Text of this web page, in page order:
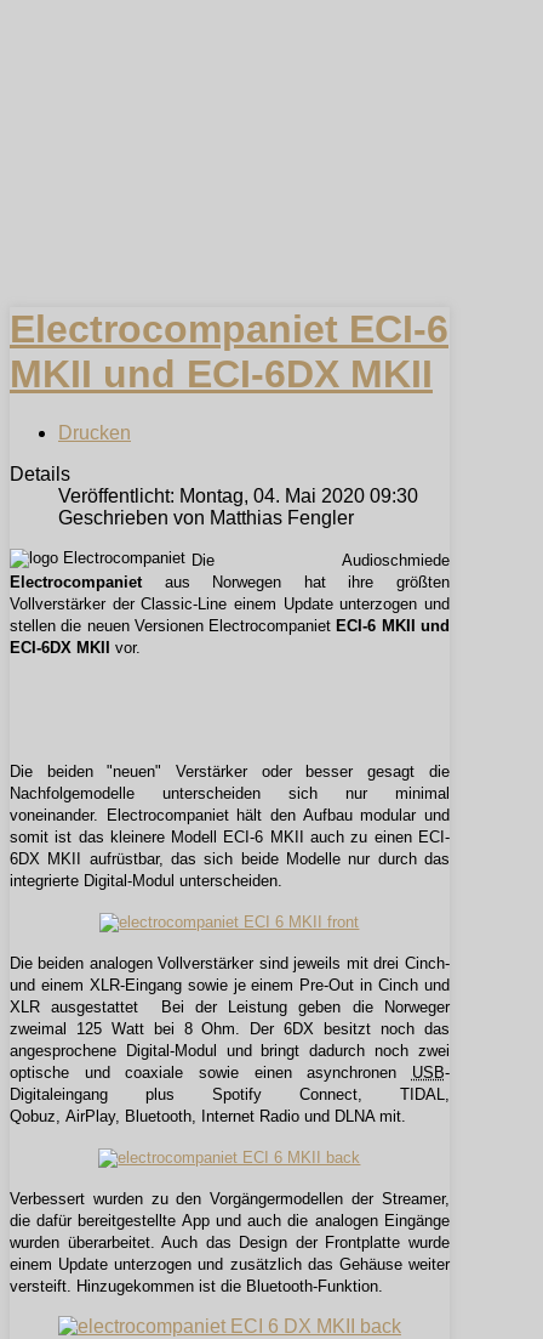
Electrocompaniet ECI-6
MKII und ECI-6DX MKII
Drucken
Details
Veröffentlicht: Montag, 04. Mai 2020 09:30
Geschrieben von Matthias Fengler
Die Audioschmiede
Electrocompanietaus Norwegen hat ihre größten
Vollverstärker der Classic-Line einem Update unterzogen und
stellen die neuen Versionen Electrocompaniet ECI-6 MKII und
ECI-6DX MKII
vor.
Die beiden "neuen" Verstärker oder besser gesagt die
Nachfolgemodelle unterscheiden sich nur minimal
voneinander. Electrocompaniet hält den Aufbau modular und
somit ist das kleinere Modell ECI-6 MKII auch zu einen ECI-
6DX MKII aufrüstbar, das sich beide Modelle nur durch das
integrierte Digital-Modul unterscheiden.
Die beiden analogen Vollverstärker sind jeweils mit drei Cinch-
und einem XLR-Eingang sowie je einem Pre-Out in Cinch und
XLR ausgestattet Bei der Leistung geben die Norweger
zweimal 125 Watt bei 8 Ohm. Der 6DX besitzt noch das
angesprochene Digital-Modul und bringt dadurch noch zwei
optische und coaxiale sowie einen asynchronen USB-
Digitaleingang plus Spotify Connect, TIDAL,
Qobuz, AirPlay, Bluetooth, Internet Radio und DLNA mit.
Verbessert wurden zu den Vorgängermodellen der Streamer,
die dafür bereitgestellte App und auch die analogen Eingänge
wurden überarbeitet. Auch das Design der Frontplatte wurde
einem Update unterzogen und zusätzlich das Gehäuse weiter
versteift. Hinzugekommen ist die Bluetooth-Funktion.